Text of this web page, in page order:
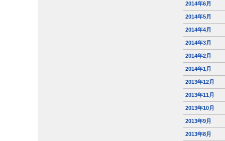
2014年6月
2014年5月
2014年4月
2014年3月
2014年2月
2014年1月
2013年12月
2013年11月
2013年10月
2013年9月
2013年8月